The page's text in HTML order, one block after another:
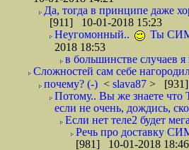
Да, тогда в принципе даже
[911] 10-01-2018 15:23
Неугомонный..
Ты
2018 18:53
в большинстве случаев
Сложностей сам себе
почему? (-) < slava87 > [931]
Потому.. Вы же знаете что
если не очень, дождись,
Если нет теле2 будет
Речь про доставку
[981] 10-01-2018 18:46